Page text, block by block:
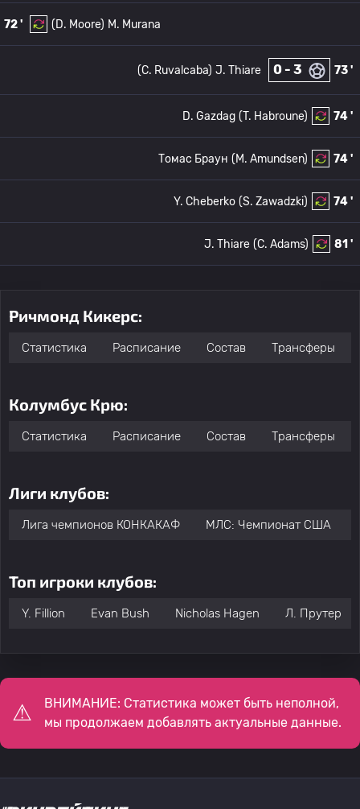
72 ' (D. Moore) M. Murana
73 '
0 - 3
J. Thiare
(C. Ruvalcaba)
74 '
(T. Habroune)
D. Gazdag
74 '
(M. Amundsen)
Томас Браун
74 '
(S. Zawadzki)
Y. Cheberko
81 '
(C. Adams)
J. Thiare
Ричмонд Кикерс:
Статистика Расписание Состав Трансферы
Колумбус Крю:
Статистика Расписание Состав Трансферы
Лиги клубов:
Лига чемпионов КОНКАКАФ МЛС: Чемпионат США
Топ игроки клубов:
Y. Fillion Evan Bush Nicholas Hagen Л. Прутер
ВНИМАНИЕ: Статистика может быть неполной,
мы продолжаем добавлять актуальные данные.